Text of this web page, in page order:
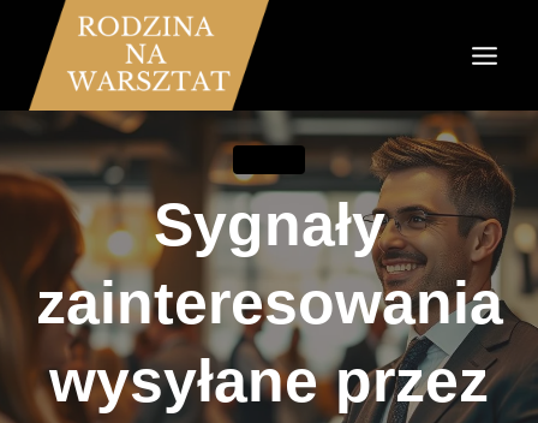
Przejdź
treści
Sygnały
zainteresowania
wysyłane przez